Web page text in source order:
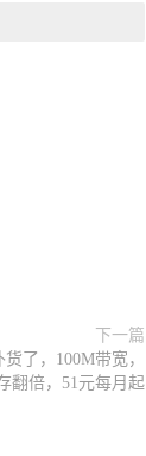
下一篇
了，100M带宽，
翻倍，51元每月起